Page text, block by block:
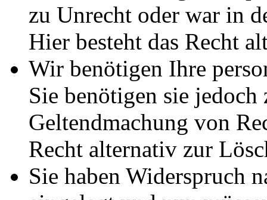
zu Unrecht oder war in
Hier besteht das Recht
Wir benötigen Ihre
Sie benötigen sie
Geltendmachung von
Recht alternativ zur
Sie haben Widerspruch